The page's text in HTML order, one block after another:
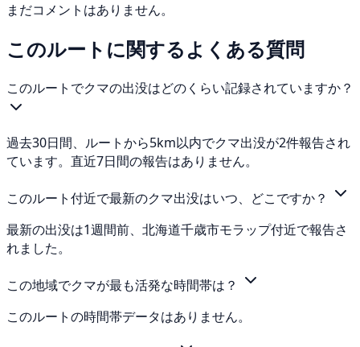
まだコメントはありません。
このルートに関するよくある質問
このルートでクマの出没はどのくらい記録されていますか？
過去30日間、ルートから5km以内でクマ出没が2件報告され
ています。直近7日間の報告はありません。
このルート付近で最新のクマ出没はいつ、どこですか？
最新の出没は1週間前、北海道千歳市モラップ付近で報告さ
れました。
この地域でクマが最も活発な時間帯は？
このルートの時間帯データはありません。